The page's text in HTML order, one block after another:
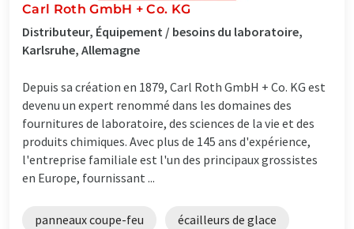
Carl Roth GmbH + Co. KG
Distributeur, Équipement / besoins du laboratoire,
Karlsruhe, Allemagne
Depuis sa création en 1879, Carl Roth GmbH + Co. KG est
devenu un expert renommé dans les domaines des
fournitures de laboratoire, des sciences de la vie et des
produits chimiques. Avec plus de 145 ans d'expérience,
l'entreprise familiale est l'un des principaux grossistes
en Europe, fournissant ...
panneaux coupe-feu écailleurs de glace